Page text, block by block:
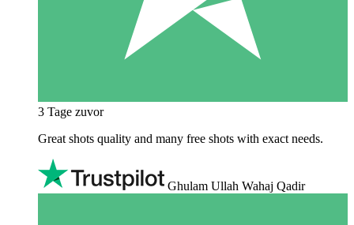
3 Tage zuvor
Great shots quality and many free shots with exact needs.
Ghulam Ullah Wahaj Qadir